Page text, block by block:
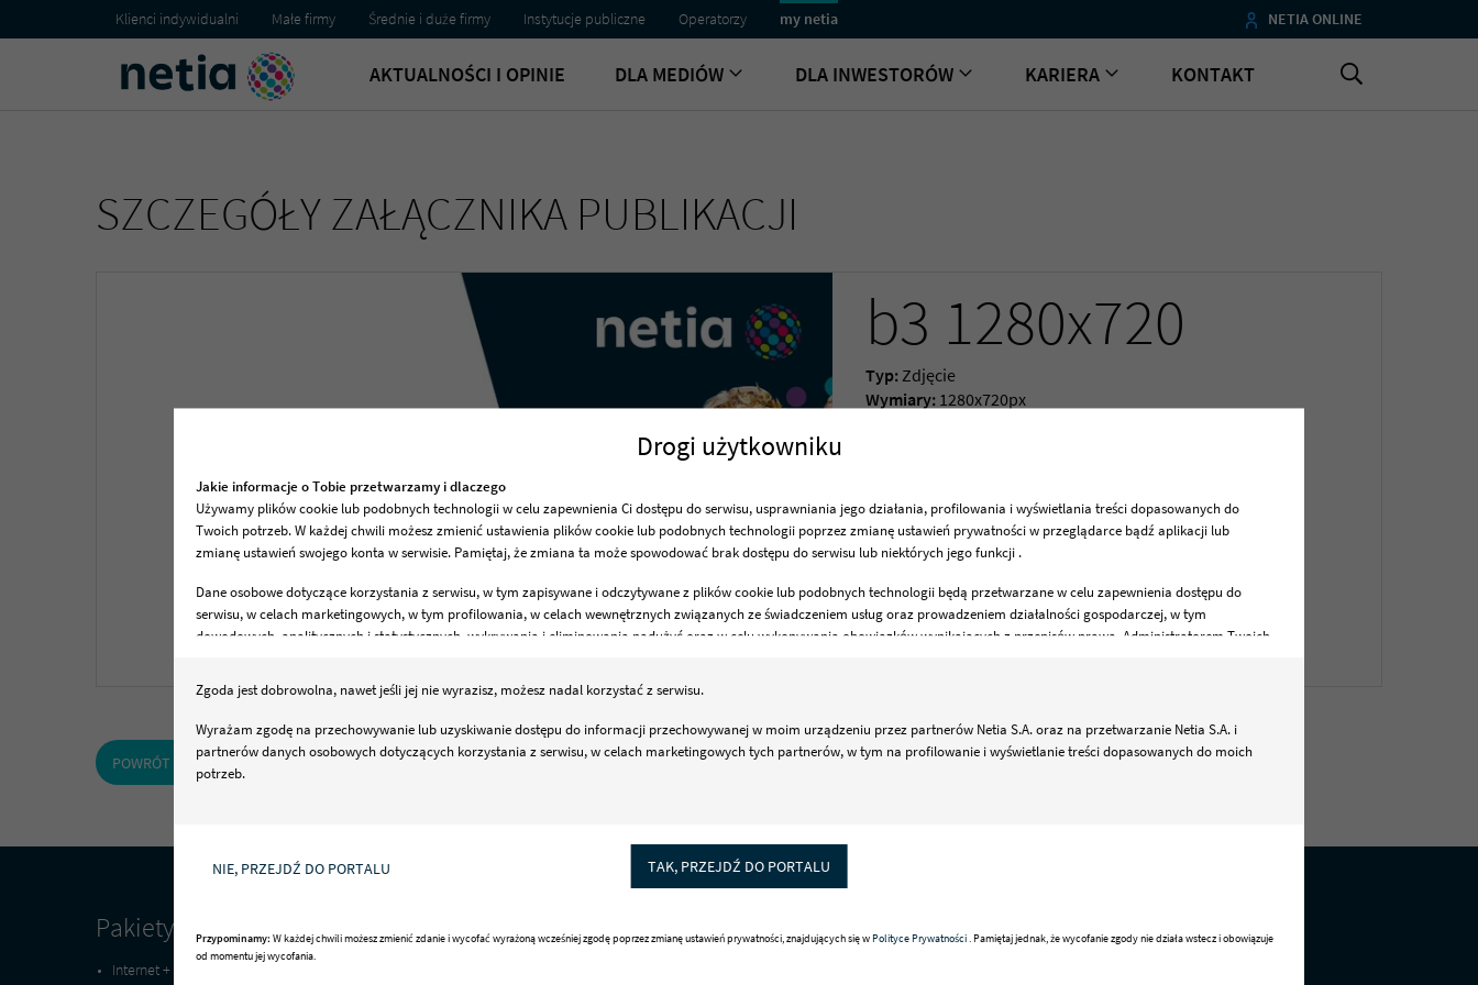
Klienci indywidualni Małe firmy Średnie i duże firmy Instytucje publiczne Operatorzy my netia NETIA ONLINE
AKTUALNOŚCI I OPINIE DLA MEDIÓW DLA INWESTORÓW KARIERA KONTAKT
Drogi użytkowniku
Jakie informacje o Tobie przetwarzamy i dlaczego
Używamy plików cookie lub podobnych technologii w celu zapewnienia Ci dostępu do serwisu, usprawniania jego działania, profilowania i wyświetlania treści dopasowanych do
Twoich potrzeb. W każdej chwili możesz zmienić ustawienia plików cookie lub podobnych technologii poprzez zmianę ustawień prywatności w przeglądarce bądź aplikacji lub
zmianę ustawień swojego konta w serwisie. Pamiętaj, że zmiana ta może spowodować brak dostępu do serwisu lub niektórych jego funkcji .
Dane osobowe dotyczące korzystania z serwisu, w tym zapisywane i odczytywane z plików cookie lub podobnych technologii będą przetwarzane w celu zapewnienia dostępu do
serwisu, w celach marketingowych, w tym profilowania, w celach wewnętrznych związanych ze świadczeniem usług oraz prowadzeniem działalności gospodarczej, w tym
dowodowych, analitycznych i statystycznych, wykrywania i eliminowania nadużyć oraz w celu wykonywania obowiązków wynikających z przepisów prawa. Administratorem Twoich
Twoje prawa
Przysługuje Ci prawo do dostępu do danych, ich usunięcia, ograniczenia przetwarzania, przenoszenia, sprzeciwu, sprostowania oraz cofnięcia zgód w każdym czasie.
Sprawdź szczegóły
Szczegółowe informacje dotyczące przetwarzania danych osobowych oraz przysługujących Ci uprawnień, informacje dotyczące plików cookie lub podobnych technologii, w tym
Czy chcesz otrzymywać dopasowane do Ciebie treści naszych partnerów?
Za Twoją zgodą dostęp do informacji o korzystaniu przez Ciebie z naszego serwisu mogą mieć nasi partnerzy, którzy wykorzystują pliki cookie lub podobne technologie do zbierania
i przetwarzania danych osobowych w celu personalizowania treści. Jeśli chcesz otrzymywać dopasowane do Ciebie treści, zaznacz poniższą zgodę.
Zgoda jest dobrowolna, nawet jeśli jej nie wyrazisz, możesz nadal korzystać z serwisu.
Wyrażam zgodę na przechowywanie lub uzyskiwanie dostępu do informacji przechowywanej w moim urządzeniu przez partnerów Netia S.A. oraz na przetwarzanie Netia S.A. i
partnerów danych osobowych dotyczących korzystania z serwisu, w celach marketingowych tych partnerów, w tym na profilowanie i wyświetlanie treści dopasowanych do moich
potrzeb.
NIE, PRZEJDŹ DO PORTALU TAK, PRZEJDŹ DO PORTALU
Przypominamy: W każdej chwili możesz zmienić zdanie i wycofać wyrażoną wcześniej zgodę poprzez zmianę ustawień prywatności, znajdujących się wPolityce Prywatności .Pamiętaj jednak, że wycofanie zgody nie działa wstecz i obowiązuje
od momentu jej wycofania.
SZCZEGÓŁY ZAŁĄCZNIKA PUBLIKACJI
b3 1280x720
Typ:Zdjęcie
Wymiary: 1280x720px
POBIERZ PLIK
POWRÓT DO ARTYKUŁU
Pakiety
Internet + Telewizja Na Start
Telewizja Internet mobilny
Pomoc